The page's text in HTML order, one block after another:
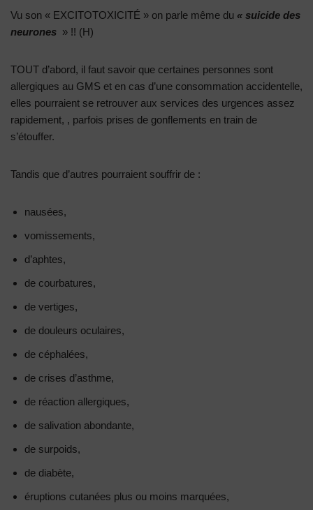
Vu son « EXCITOTOXICITÉ » on parle même du « suicide des
neurones » !! (H)
TOUT d’abord, il faut savoir que certaines personnes sont
allergiques au GMS et en cas d’une consommation accidentelle,
elles pourraient se retrouver aux services des urgences assez
rapidement, , parfois prises de gonflements en train de
s’étouffer.
Tandis que d’autres pourraient souffrir de :
nausées,
vomissements,
d’aphtes,
de courbatures,
de vertiges,
de douleurs oculaires,
de céphalées,
de crises d’asthme,
de réaction allergiques,
de salivation abondante,
de surpoids,
de diabète,
éruptions cutanées plus ou moins marquées,